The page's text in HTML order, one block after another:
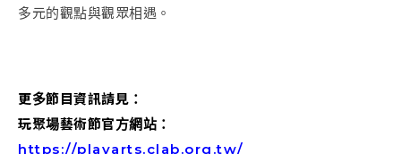
多元的觀點與觀眾相遇。
更多節目資訊請見：
玩聚場藝術節官方網站：
https://playarts.clab.org.tw/